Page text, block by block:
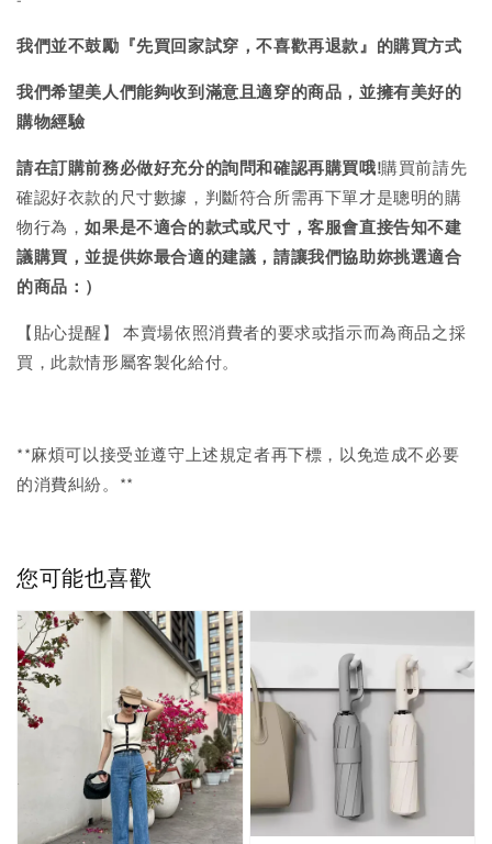
我們並不鼓勵『先買回家試穿，不喜歡再退款』的購買方式
我們希望美人們能夠收到滿意且適穿的商品，並擁有美好的
購物經驗
請在訂購前務必做好充分的詢問和確認再購買哦!購買前請先
確認好衣款的尺寸數據，判斷符合所需再下單才是聰明的購
物行為，如果是不適合的款式或尺寸，客服會直接告知不建
議購買，並提供妳最合適的建議，請讓我們協助妳挑選適合
的商品：）
【貼心提醒】 本賣場依照消費者的要求或指示而為商品之採
買，此款情形屬客製化給付。
**麻煩可以接受並遵守上述規定者再下標，以免造成不必要
的消費糾紛。**
您可能也喜歡